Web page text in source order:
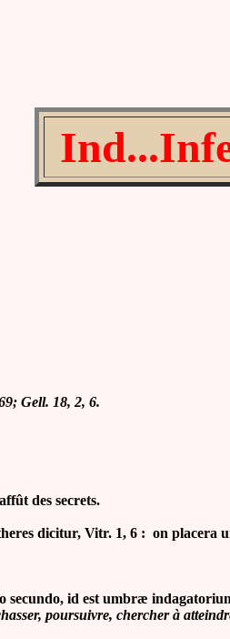
Gell. 18, 2, 6.
des secrets.
dicitur, Vitr. 1, 6 : on placera
id est umbræ
poursuivre, chercher à